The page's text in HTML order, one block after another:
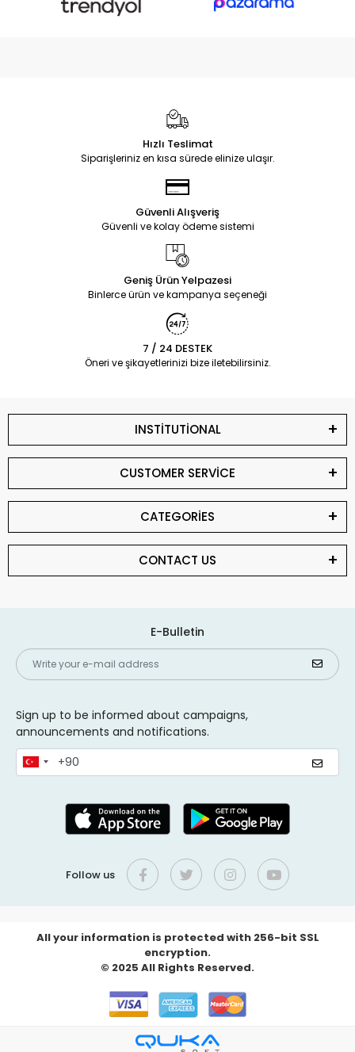
Hızlı Teslimat
Siparişleriniz en kısa sürede elinize ulaşır.
Güvenli Alışveriş
Güvenli ve kolay ödeme sistemi
Geniş Ürün Yelpazesi
Binlerce ürün ve kampanya seçeneği
7 / 24 DESTEK
Öneri ve şikayetlerinizi bize iletebilirsiniz.
INSTİTUTİONAL
CUSTOMER SERVİCE
CATEGORİES
CONTACT US
E-Bulletin
Sign up to be informed about campaigns,
announcements and notifications.
Follow us
All your information is protected with 256-bit SSL
encryption.
© 2025 All Rights Reserved.